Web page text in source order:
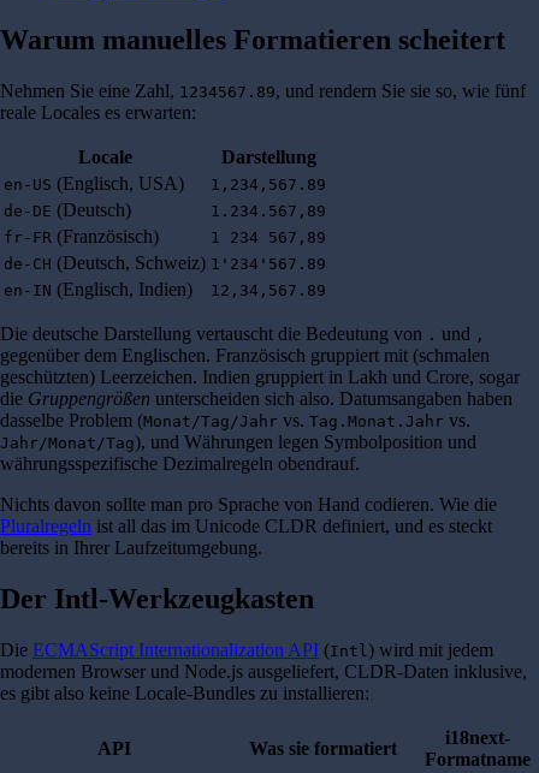
Warum manuelles Formatieren scheitert
Nehmen Sie eine Zahl, 1234567.89, und rendern Sie sie so, wie fünf
reale Locales es erwarten:
Locale Darstellung
en-US (Englisch, USA)
1,234,567.89
de-DE (Deutsch)
1.234.567,89
fr-FR (Französisch)
1 234 567,89
de-CH (Deutsch, Schweiz) 1'234'567.89
en-IN (Englisch, Indien) 12,34,567.89
Die deutsche Darstellung vertauscht die Bedeutung von . und ,
gegenüber dem Englischen. Französisch gruppiert mit (schmalen
geschützten) Leerzeichen. Indien gruppiert in Lakh und Crore, sogar
die Gruppengrößen unterscheiden sich also. Datumsangaben haben
dasselbe Problem (Monat/Tag/Jahr vs. Tag.Monat.Jahr vs.
Jahr/Monat/Tag), und Währungen legen Symbolposition und
währungsspezifische Dezimalregeln obendrauf.
Nichts davon sollte man pro Sprache von Hand codieren. Wie die
Pluralregeln ist all das im Unicode CLDR definiert, und es steckt
bereits in Ihrer Laufzeitumgebung.
Der Intl-Werkzeugkasten
Die ECMAScript Internationalization API (Intl ) wird mit jedem
modernen Browser und Node.js ausgeliefert, CLDR-Daten inklusive,
es gibt also keine Locale-Bundles zu installieren:
API Was sie formatiert
i18next-
Formatname